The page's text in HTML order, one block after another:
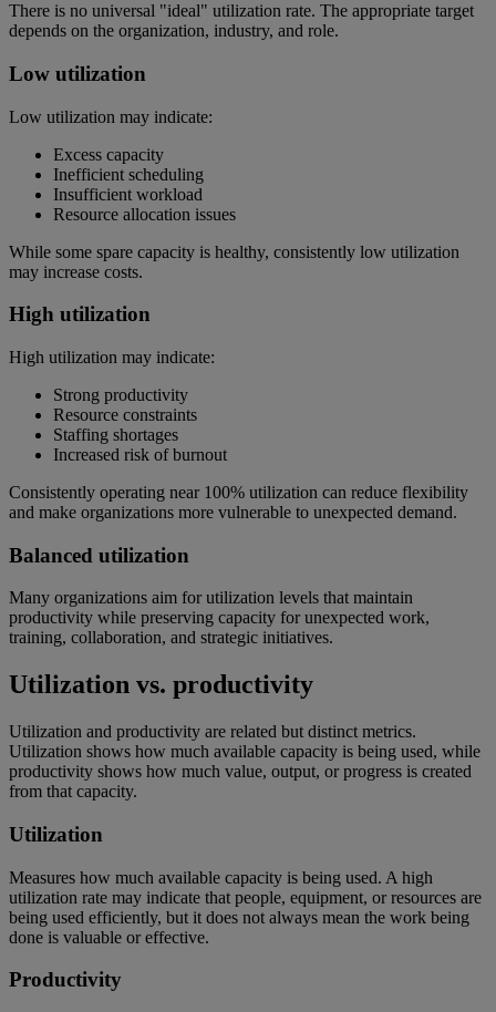
There is no universal "ideal" utilization rate. The appropriate target
depends on the organization, industry, and role.
Low utilization
Low utilization may indicate:
Excess capacity
Inefficient scheduling
Insufficient workload
Resource allocation issues
While some spare capacity is healthy, consistently low utilization
may increase costs.
High utilization
High utilization may indicate:
Strong productivity
Resource constraints
Staffing shortages
Increased risk of burnout
Consistently operating near 100% utilization can reduce flexibility
and make organizations more vulnerable to unexpected demand.
Balanced utilization
Many organizations aim for utilization levels that maintain
productivity while preserving capacity for unexpected work,
training, collaboration, and strategic initiatives.
Utilization vs. productivity
Utilization and productivity are related but distinct metrics.
Utilization shows how much available capacity is being used, while
productivity shows how much value, output, or progress is created
from that capacity.
Utilization
Measures how much available capacity is being used. A high
utilization rate may indicate that people, equipment, or resources are
being used efficiently, but it does not always mean the work being
done is valuable or effective.
Productivity